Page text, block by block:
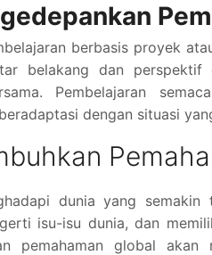
berbasis proyek
belakang dan perspektif
Pembelajaran
dengan situasi
dunia yang
isu-isu dunia, dan
pemahaman global akan